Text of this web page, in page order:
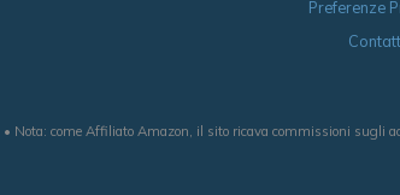
Preferenze
• Nota: come Affiliato Amazon, il sito ricava commissioni sugli